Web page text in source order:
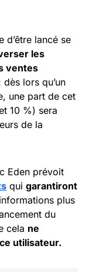
d’être lancé se
les
ventes
lors qu’un
une part de cet
10 %) sera
de la
Eden prévoit
qui garantiront
plus
du
cela ne
utilisateur.